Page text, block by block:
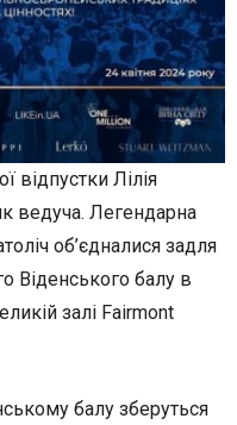
відпустки Лілія
ведуча. Легендарна
об’єдналися задля
Віденського балу в
залі Fairmont
балу зберуться